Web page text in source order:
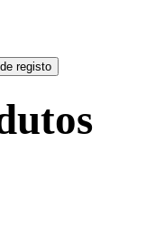
registo